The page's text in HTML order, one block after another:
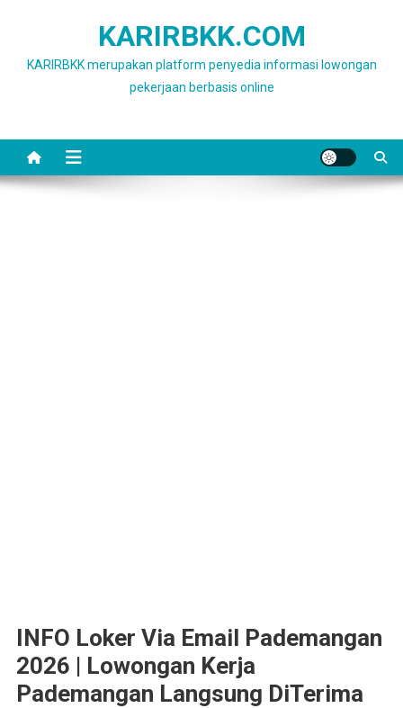
KARIRBKK.COM
KARIRBKK merupakan platform penyedia informasi lowongan
pekerjaan berbasis online
INFO Loker Via Email Pademangan
2026 | Lowongan Kerja
Pademangan Langsung DiTerima